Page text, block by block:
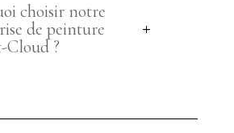
choisir notre
de peinture
Cloud ?